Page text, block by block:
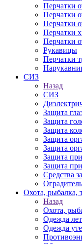
Перчатки
Перчатки
Перчатки
Перчатки
Перчатки
Рукавицы
Перчатки
СИЗ
Назад
СИЗ
Защита
Защита
Защита
Защита
Защита
Защита
Защита
Средства
Охота, рыбалка,
Назад
Охота,
Одежда
Одежда